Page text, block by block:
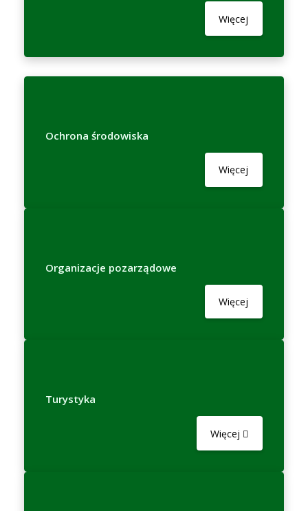
Więcej
Ochrona środowiska
Więcej
Organizacje pozarządowe
Więcej
Turystyka
Więcej